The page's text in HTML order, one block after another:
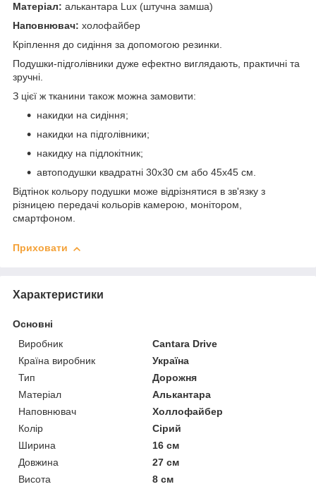
Матеріал: алькантара Lux (штучна замша)
Наповнювач: холофайбер
Кріплення до сидіння за допомогою резинки.
Подушки-підголівники дуже ефектно виглядають, практичні та
зручні.
З цієї ж тканини також можна замовити:
накидки на сидіння;
накидки на підголівники;
накидку на підлокітник;
автоподушки квадратні 30х30 см або 45х45 см.
Відтінок кольору подушки може відрізнятися в зв'язку з
різницею передачі кольорів камерою, монітором,
смартфоном.
Приховати
Характеристики
Основні
Виробник
Cantara Drive
Країна виробник
Україна
Тип
Дорожня
Матеріал
Алькантара
Наповнювач
Холлофайбер
Колір
Сірий
Ширина
16 см
Довжина
27 см
Висота
8 см